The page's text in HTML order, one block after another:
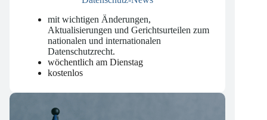
Datenschutz-News
mit wichtigen Änderungen,
Aktualisierungen und Gerichtsurteilen zum
nationalen und internationalen
Datenschutzrecht.
wöchentlich am Dienstag